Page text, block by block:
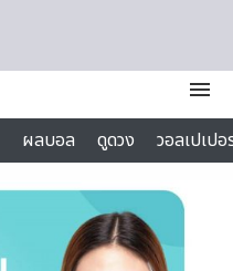
menu
ผลบอล ดูดวง
วอลเปเป